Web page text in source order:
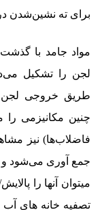
برای ته نشین‌شدن
مواد جامد با
لجن را تشکیل
طریق خروجی لجن
چنین مکانیزمی را
فاضلاب‌ها) نیز
جمع آوری می‌شود و
میتوان آنها را
تصفیه خانه های